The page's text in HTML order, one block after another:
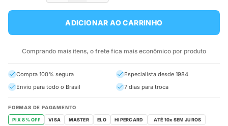
ADICIONAR AO CARRINHO
Comprando mais itens, o frete fica mais econômico por produto
Compra 100% segura
Especialista desde 1984
Envio para todo o Brasil
7 dias para troca
FORMAS DE PAGAMENTO
PIX 8% OFF VISA MASTER ELO HIPERCARD